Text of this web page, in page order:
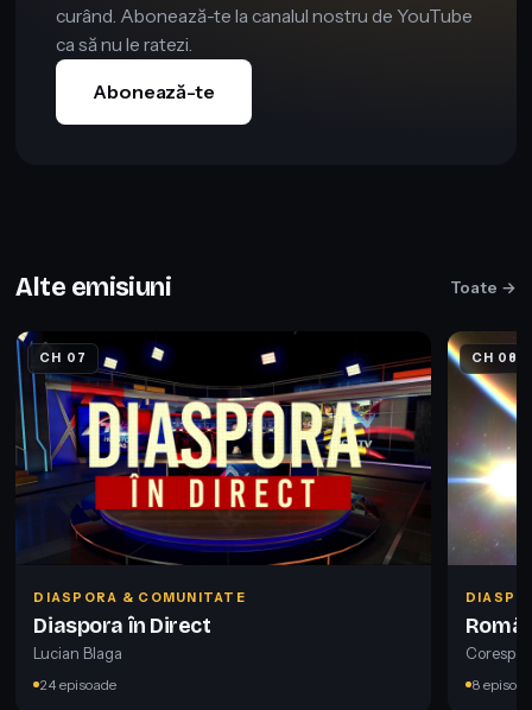
curând. Abonează-te la canalul nostru de YouTube
ca să nu le ratezi.
Abonează-te
Alte emisiuni Toate →
CH 07
DIASPORA & COMUNITATE
Diaspora în Direct
Lucian Blaga
24 episoade
CH 08
8